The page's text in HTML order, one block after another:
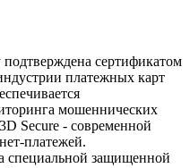
подтверждена сертификатом
платежных карт
мошеннических
Secure - современной
платежей.
специальной защищенной